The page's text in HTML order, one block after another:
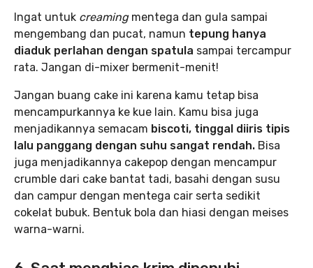
Ingat untuk creamingmentega dan gula sampai
mengembang dan pucat, namun tepung hanya
diaduk perlahan dengan spatula sampai tercampur
rata. Jangan di-mixer bermenit-menit!
Jangan buang cake ini karena kamu tetap bisa
mencampurkannya ke kue lain. Kamu bisa juga
menjadikannya semacam biscoti, tinggal diiris tipis
lalu panggang dengan suhu sangat rendah. Bisa
juga menjadikannya cakepop dengan mencampur
crumble dari cake bantat tadi, basahi dengan susu
dan campur dengan mentega cair serta sedikit
cokelat bubuk. Bentuk bola dan hiasi dengan meises
warna-warni.